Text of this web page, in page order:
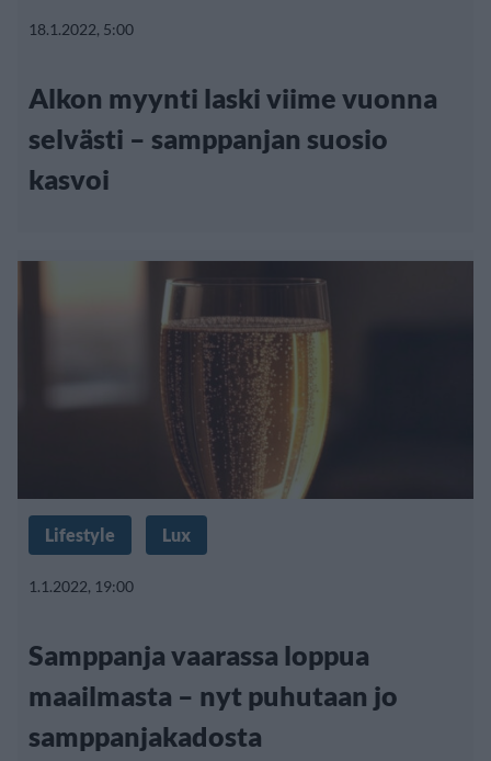
18.1.2022, 5:00
Alkon myynti laski viime vuonna
selvästi – samppanjan suosio
kasvoi
Lifestyle Lux
1.1.2022, 19:00
Samppanja vaarassa loppua
maailmasta – nyt puhutaan jo
samppanjakadosta